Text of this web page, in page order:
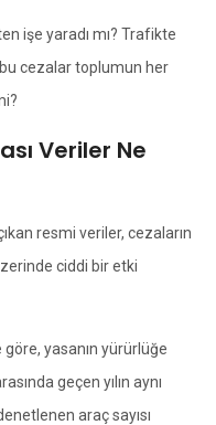
işe yaradı mı? Trafikte
bu cezalar toplumun her
Veriler Ne
resmi veriler, cezaların
ciddi bir etki
göre, yasanın yürürlüğe
geçen yılın aynı
araç sayısı